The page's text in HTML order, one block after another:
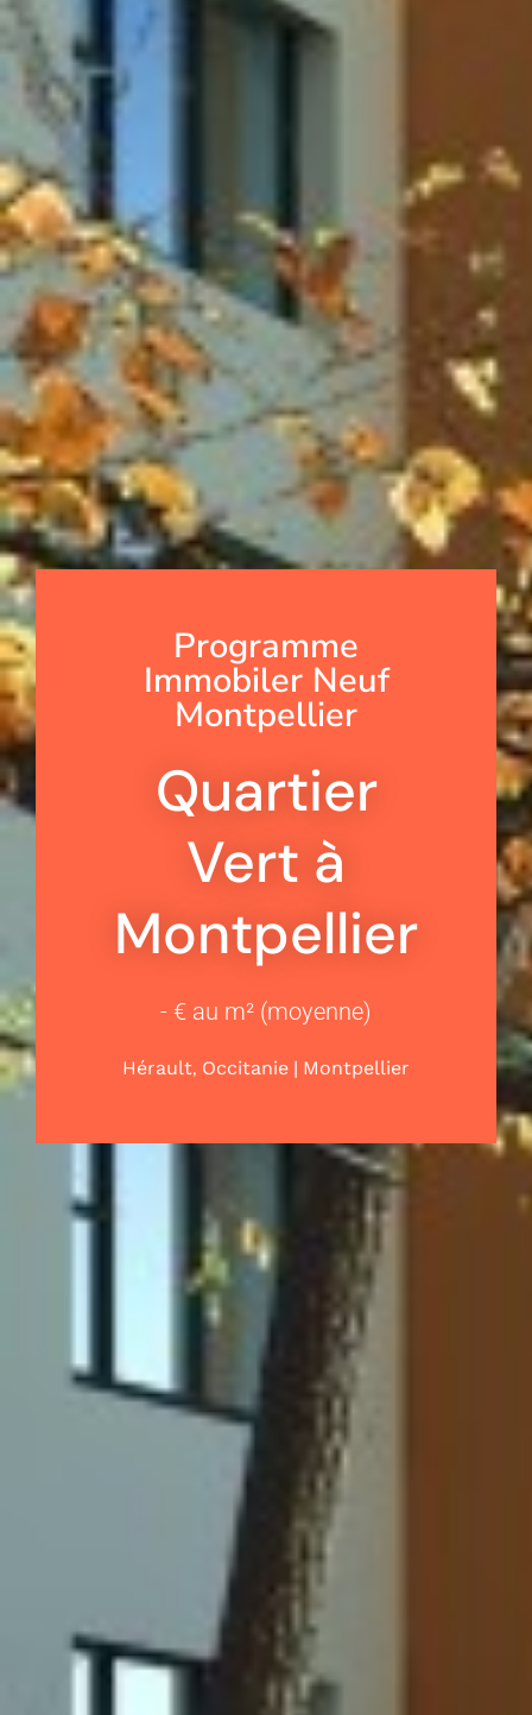
Programme
Immobiler Neuf
Montpellier
Quartier
Vert à
Montpellier
- € au m² (moyenne)
Hérault, Occitanie | Montpellier